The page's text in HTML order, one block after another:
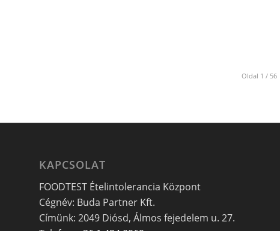
Oldal 1 / 56
KAPCSOLAT
FOODTEST Ételintolerancia Központ
Cégnév: Buda Partner Kft.
Címünk: 2049 Diósd, Álmos fejedelem u. 27.